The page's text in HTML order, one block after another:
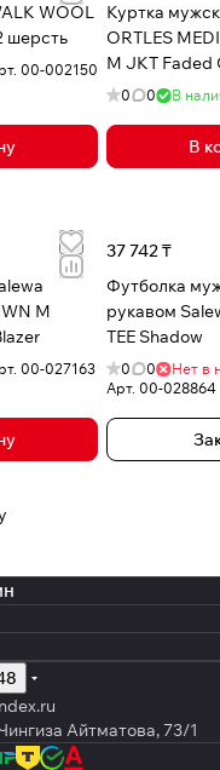
WOOL
шерсть
00-002150
Куртка
ORTLES
M JKT Faded
0 0 В
В
M
00-027163
37 742 ₸
Футболка
рукавом
TEE Shadow
0 0
Нет в
Арт. 00-028864
Айтматова, 73/1